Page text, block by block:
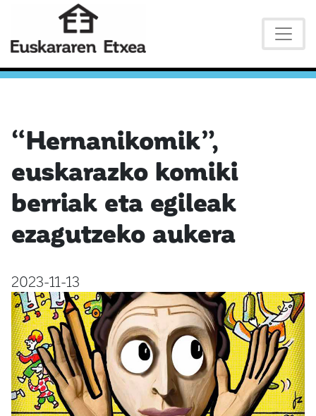
“Hernanikomik”,
euskarazko komiki
berriak eta egileak
ezagutzeko aukera
2023-11-13